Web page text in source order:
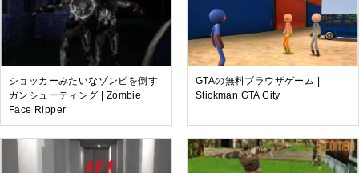
ショッカーみたいなゾンビを倒す
ガンシューティング | Zombie
Face Ripper
GTAの無料ブラウザゲーム |
Stickman GTA City